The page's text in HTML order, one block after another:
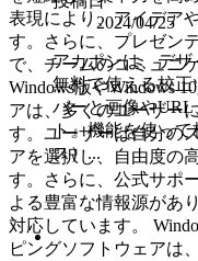
表現により、アイデア
す。さらに、プレゼン
で、チームのコミュニ
Windows版やWindows
アは、多くのユーザー
す。ユーザーは自分の
アを選択し、自由度の
す。さらに、公式サポ
よる豊富な情報源があ
対応しています。
ピングソフトウェアは
2024/04/25
アカポンは、デ
無料で使える校
バーと画像や
ト』機能を使っ
ス）...